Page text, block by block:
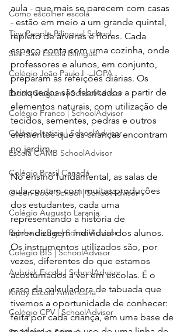
Como escolher escola
Tiny People Bilingual School
See-Saw Escola Bilíngue
Colégio João Paulo I - JOPA
Escola Stagium | SchoolAdvisor
Colégio Franco | SchoolAdvisor
Colégio Itatiaia | SchoolAdvisor
Escola CAMB SchoolAdvisor
Colégio Brasil Canadá
Green Book School | SchoolAdvisor
Colégio Augusto Laranja
Rainha da Paz | SchoolAdvisor
Colégio BIS | SchoolAdvisor
Aubrick Escola | SchoolAdvisor
Kindy Escola Americana
Colégio CPV | SchoolAdvisor
aula - que mais se parecem com casas
- estão em meio a um grande quintal,
repleto de árvores e flores. Cada
espaço conta com uma cozinha, onde
professores e alunos, em conjunto,
preparam as refeições diárias. Os
brinquedos são fabricados a partir de
elementos naturais, com utilização de
tecidos, sementes, pedras e outros
elementos que as crianças encontram
no jardim.
No ensino fundamental, as salas de
aula contam com muitas produções
dos estudantes, cada uma
representando a história de
aprendizagem individual dos alunos.
Os instrumentos utilizados são, por
vezes, diferentes do que estamos
acostumados a ver em escolas. É o
caso da calculadora de tabuada que
tivemos a oportunidade de conhecer:
feita por cada criança, em uma base de